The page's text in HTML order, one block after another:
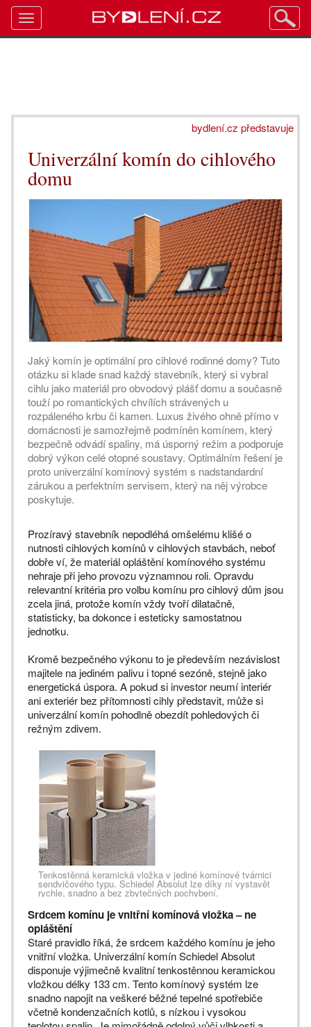
bydlení.cz představuje
Univerzální komín do cihlového
domu
Jaký komín je optimální pro cihlové rodinné domy? Tuto
otázku si klade snad každý stavebník, který si vybral
cihlu jako materiál pro obvodový plášť domu a současně
touží po romantických chvílích strávených u
rozpáleného krbu či kamen. Luxus živého ohně přímo v
domácnosti je samozřejmě podmíněn komínem, který
bezpečně odvádí spaliny, má úsporný režim a podporuje
dobrý výkon celé otopné soustavy. Optimálním řešení je
proto univerzální komínový systém s nadstandardní
zárukou a perfektním servisem, který na něj výrobce
poskytuje.
Prozíravý stavebník nepodléhá omšelému klišé o
nutnosti cihlových komínů v cihlových stavbách, neboť
dobře ví, že materiál opláštění komínového systému
nehraje při jeho provozu významnou roli. Opravdu
relevantní kritéria pro volbu komínu pro cihlový dům jsou
zcela jiná, protože komín vždy tvoří dilatačně,
statisticky, ba dokonce i esteticky samostatnou
jednotku.
Kromě bezpečného výkonu to je především nezávislost
majitele na jediném palivu i topné sezóně, stejně jako
energetická úspora. A pokud si investor neumí interiér
ani exteriér bez přítomnosti cihly představit, může si
univerzální komín pohodlně obezdít pohledových či
režným zdivem.
Tenkostěnná keramická vložka v jediné komínové tvárnici
sendvičového typu. Schiedel Absolut lze díky ní vystavět
rychle, snadno a bez zbytečných pochybení.
Srdcem komínu je vnitřní komínová vložka – ne
opláštění
Staré pravidlo říká, že srdcem každého komínu je jeho
vnitřní vložka. Univerzální komín Schiedel Absolut
disponuje výjimečně kvalitní tenkostěnnou keramickou
vložkou délky 133 cm. Tento komínový systém lze
snadno napojit na veškeré běžné tepelné spotřebiče
včetně kondenzačních kotlů, s nízkou i vysokou
Toggle
navigation